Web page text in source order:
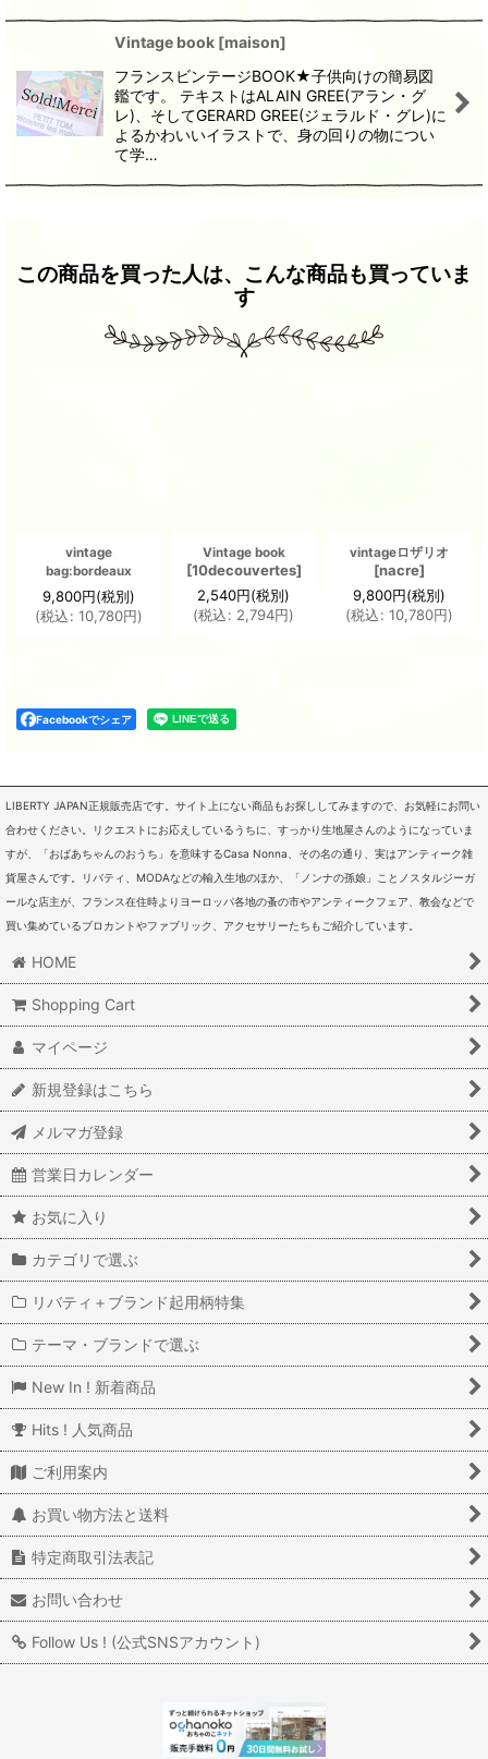
Vintage book [maison]
フランスビンテージBOOK★子供向けの簡易図
鑑です。 テキストはALAIN GREE(アラン・グ
レ)、そしてGERARD GREE(ジェラルド・グレ)に
よるかわいいイラストで、身の回りの物につい
て学…
この商品を買った人は、こんな商品も買っていま
す
vintage
bag:bordeaux
9,800円(税別)
(税込: 10,780円)
Vintage book
[10decouvertes]
2,540円(税別)
(税込: 2,794円)
vintageロザリオ
[nacre]
9,800円(税別)
(税込: 10,780円)
Facebookでシェア
LIBERTY JAPAN正規販売店です。サイト上にない商品もお探ししてみますので、お気軽にお問い
合わせください。リクエストにお応えしているうちに、すっかり生地屋さんのようになっていま
すが、「おばあちゃんのおうち」を意味するCasa Nonna、その名の通り、実はアンティーク雑
貨屋さんです。リバティ、MODAなどの輸入生地のほか、「ノンナの孫娘」ことノスタルジーガ
ールな店主が、フランス在住時よりヨーロッパ各地の蚤の市やアンティークフェア、教会などで
買い集めているブロカントやファブリック、アクセサリーたちもご紹介しています。
HOME
Shopping Cart
マイページ
新規登録はこちら
メルマガ登録
営業日カレンダー
お気に入り
カテゴリで選ぶ
リバティ＋ブランド起用柄特集
テーマ・ブランドで選ぶ
New In ! 新着商品
Hits ! 人気商品
ご利用案内
お買い物方法と送料
特定商取引法表記
お問い合わせ
Follow Us ! (公式SNSアカウント)